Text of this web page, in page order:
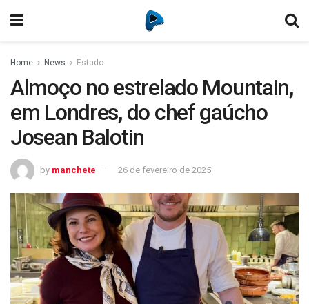
Home News Estado
Almoço no estrelado Mountain,
em Londres, do chef gaúcho
Josean Balotin
by manchete 26 de fevereiro de 2025